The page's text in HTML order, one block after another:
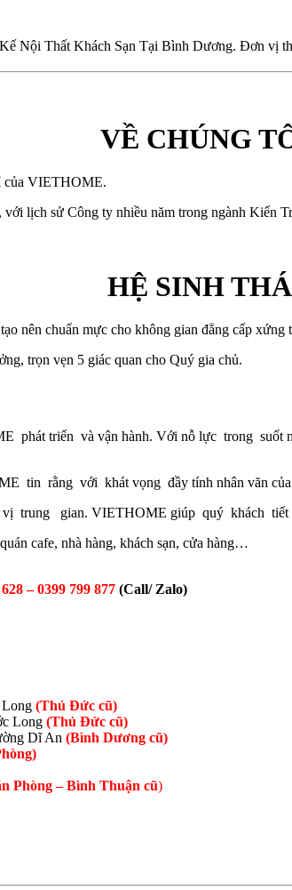
Nội Thất Khách Sạn Tại Bình Dương. Đơn vị
VỀ CHÚNG
của VIETHOME.
lịch sử Công ty nhiều năm trong ngành Kiến
HỆ SINH
nên chuẩn mực cho không gian đẳng cấp xứng
trọn vẹn 5 giác quan cho Quý gia chủ.
triển và vận hành. Với nỗ lực trong suốt
tin rằng với khát vọng đầy tính nhân văn
trung gian. VIETHOME giúp quý khách tiết
cafe, nhà hàng, khách sạn, cửa hàng…
– 0399 799 877 (Call/ Zalo)
Long (Thủ Đức cũ)
Long (Thủ Đức cũ)
Dĩ An (Bình Dương cũ)
Phòng – Bình Thuận cũ)